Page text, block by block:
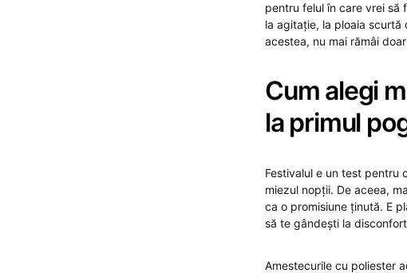
pentru felul în care vrei să
la agitație, la ploaia
acestea, nu mai rămâi
Cum alegi
la primul
Festivalul e un test pentru
miezul nopții. De aceea,
ca o promisiune ținută. E
să te gândești la
Amestecurile cu poliester